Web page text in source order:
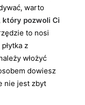
warto
który pozwoli Ci
to nosi
z
włożyć
dowiesz
nie jest zbyt